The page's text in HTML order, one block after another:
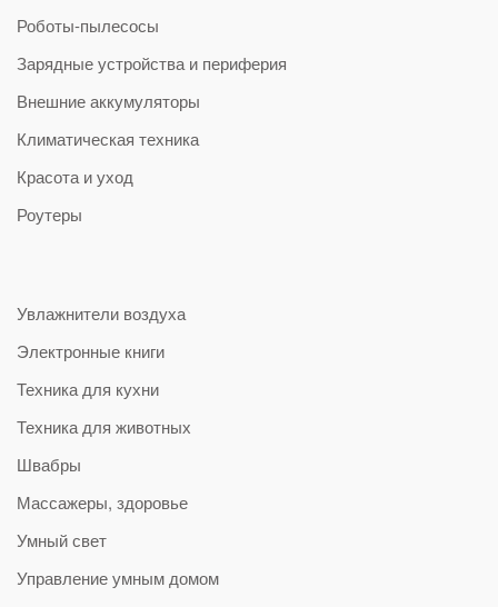
Роботы-пылесосы
Зарядные устройства и периферия
Внешние аккумуляторы
Климатическая техника
Красота и уход
Роутеры
Увлажнители воздуха
Электронные книги
Техника для кухни
Техника для животных
Швабры
Массажеры, здоровье
Умный свет
Управление умным домом